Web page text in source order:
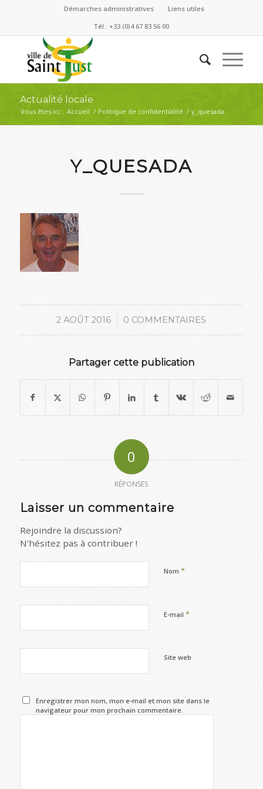
Démarches administratives
Liens utiles
Tél.: +33 (0)4 67 83 56 00
Actualité locale
Vous êtes ici : Accueil / Politique de confidentialité / y_quesada
Y_QUESADA
2 AOÛT 2016
/ 0 COMMENTAIRES
Partager cette publication
0
RÉPONSES
Laisser un commentaire
Rejoindre la discussion?
N’hésitez pas à contribuer !
Nom *
E-mail *
Site web
Enregistrer mon nom, mon e-mail et mon site dans le
navigateur pour mon prochain commentaire.